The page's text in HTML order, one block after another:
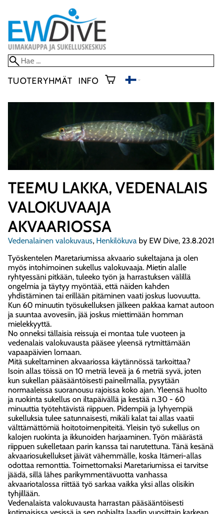
TUOTERYHMÄT INFO
TEEMU LAKKA, VEDENALAIS
VALOKUVAAJA
AKVAARIOSSA
Vedenalainen valokuvaus, Henkilökuva by EW Dive, 23.8.2021
Työskentelen Maretariumissa akvaario sukeltajana ja olen
myös intohimoinen sukellus valokuvaaja. Mietin alalle
ryhtyessäni pitkään, tuleeko työn ja harrastuksen välillä
ongelmia ja täytyy myöntää, että näiden kahden
yhdistäminen tai erillään pitäminen vaati joskus luovuutta.
Kun 60 minuutin työsukelluksen jälkeen pakkaa kamat autoon
ja suuntaa avovesiin, jää joskus miettimään homman
mielekkyyttä.
No onneksi tällaisia reissuja ei montaa tule vuoteen ja
vedenalais valokuvausta pääsee yleensä rytmittämään
vapaapäivien lomaan.
Mitä sukeltaminen akvaariossa käytännössä tarkoittaa?
Isoin allas töissä on 10 metriä leveä ja 6 metriä syvä, joten
kun sukellan pääsääntöisesti paineilmalla, pysytään
normaaleissa suoranousu rajoissa koko ajan. Yleensä huolto
ja ruokinta sukellus on iltapäivällä ja kestää n.30 - 60
minuuttia työtehtävistä riippuen. Pidempiä ja lyhyempiä
sukelluksia tulee satunnaisesti, mikäli kalat tai allas vaatii
välttämättömiä hoitotoimenpiteitä. Yleisin työ sukellus on
kalojen ruokinta ja ikkunoiden harjaaminen. Työn määrästä
riippuen sukelletaan parin kanssa tai narutettuna. Tänä kesänä
akvaariosukellukset jäivät vähemmälle, koska Itämeri-allas
odottaa remonttia. Toimettomaksi Maretariumissa ei tarvitse
jäädä, sillä lähes parikymmentävuotta vanhassa
akvaariotalossa riittää työ sarkaa vaikka yksi allas olisikin
tyhjillään.
Vedenalaista valokuvausta harrastan pääsääntöisesti